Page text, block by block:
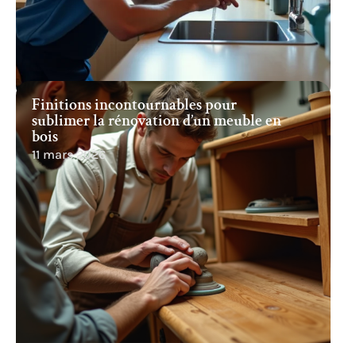
Finitions incontournables pour
sublimer la rénovation d’un meuble en
bois
11 mars 2026